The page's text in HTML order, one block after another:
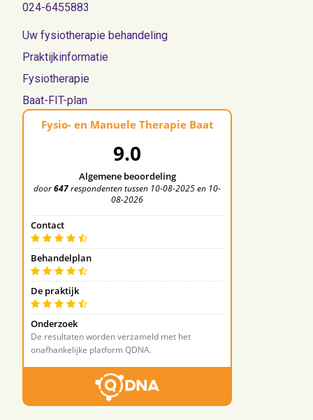
024-6455883
Uw fysiotherapie behandeling
Praktijkinformatie
Fysiotherapie
Baat-FIT-plan